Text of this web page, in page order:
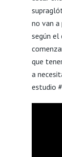
no van a
según el
que
a
estudio